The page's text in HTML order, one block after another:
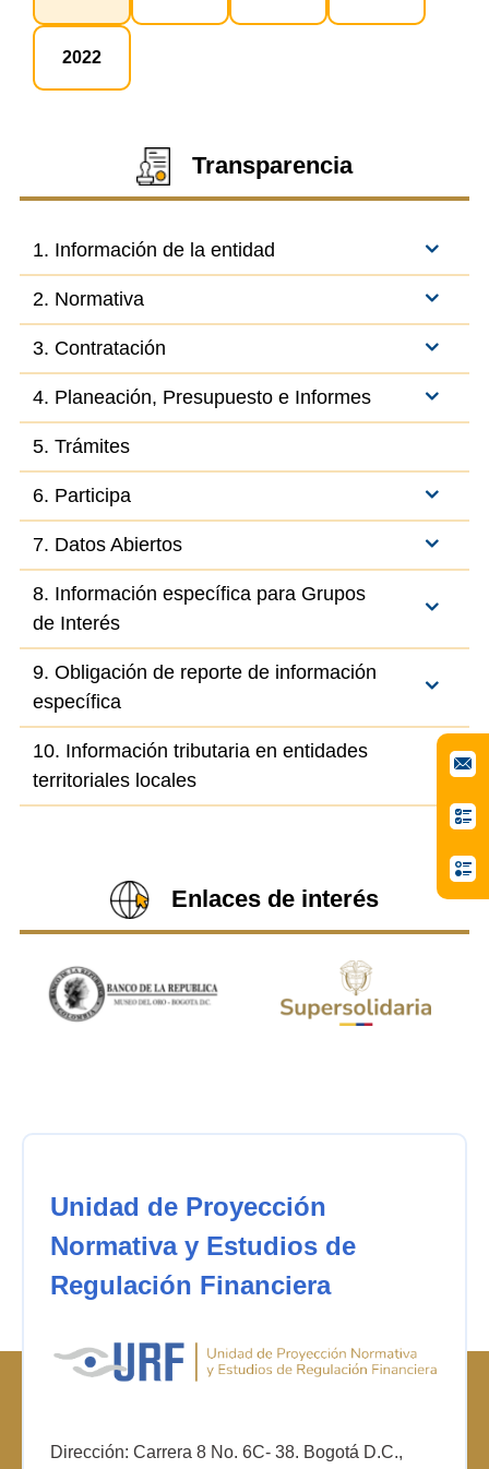
2022
Transparencia
1. Información de la entidad
2. Normativa
3. Contratación
4. Planeación, Presupuesto e Informes
5. Trámites
6. Participa
7. Datos Abiertos
8. Información específica para Grupos
de Interés
9. Obligación de reporte de información
específica
10. Información tributaria en entidades
territoriales locales
Enlaces de interés
Unidad de Proyección
Normativa y Estudios de
Regulación Financiera
Dirección: Carrera 8 No. 6C- 38. Bogotá D.C.,